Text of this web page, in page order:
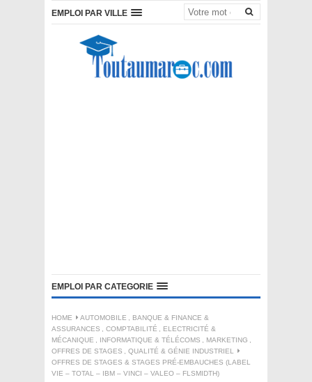
EMPLOI PAR VILLE
EMPLOI PAR CATEGORIE
HOME AUTOMOBILE , BANQUE & FINANCE &
ASSURANCES , COMPTABILITÉ , ELECTRICITÉ &
MÉCANIQUE , INFORMATIQUE & TÉLÉCOMS , MARKETING ,
OFFRES DE STAGES , QUALITÉ & GÉNIE INDUSTRIEL
OFFRES DE STAGES & STAGES PRÉ-EMBAUCHES (LABEL
VIE – TOTAL – IBM – VINCI – VALEO – FLSMIDTH)